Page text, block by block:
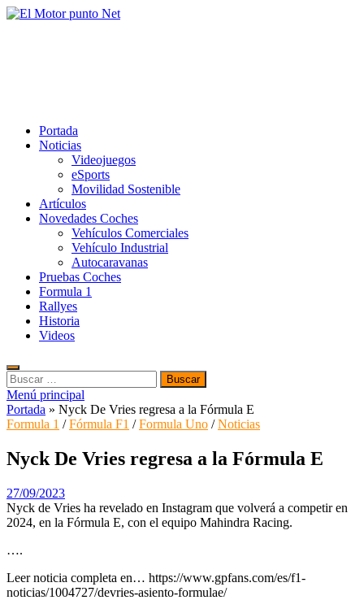
Saltar
Portada
Noticias
Videojuegos
eSports
Movilidad Sostenible
Artículos
Novedades Coches
Vehículos Comerciales
Vehículo Industrial
Autocaravanas
Pruebas Coches
Formula 1
Rallyes
Historia
Videos
Buscar:
Menú principal
Portada » Nyck De Vries regresa a la Fórmula E
Formula 1 /Fórmula F1 /Formula Uno /Noticias
Nyck De Vries regresa a la Fórmula E
27/09/2023
Nyck de Vries ha revelado en Instagram que volverá a competir en
2024, en la Fórmula E, con el equipo Mahindra Racing.
….
Leer noticia completa en… https://www.gpfans.com/es/f1-
noticias/1004727/devries-asiento-formulae/